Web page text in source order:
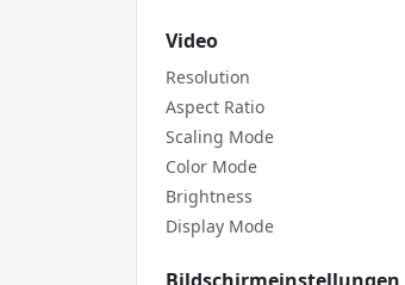
Video
Resolution
Aspect Ratio
Scaling Mode
Color Mode
Brightness
Display Mode
Bildschirmeinstellungen